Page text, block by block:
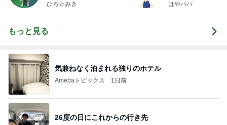
ひろ☆みき はやパパ
もっと見る
気兼ねなく泊まれる独りのホテル
Amebaトピックス 1日前
26度の日にこれからの行き先